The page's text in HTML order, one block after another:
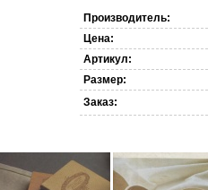
Производитель:
Цена:
Артикул:
Размер:
Заказ: